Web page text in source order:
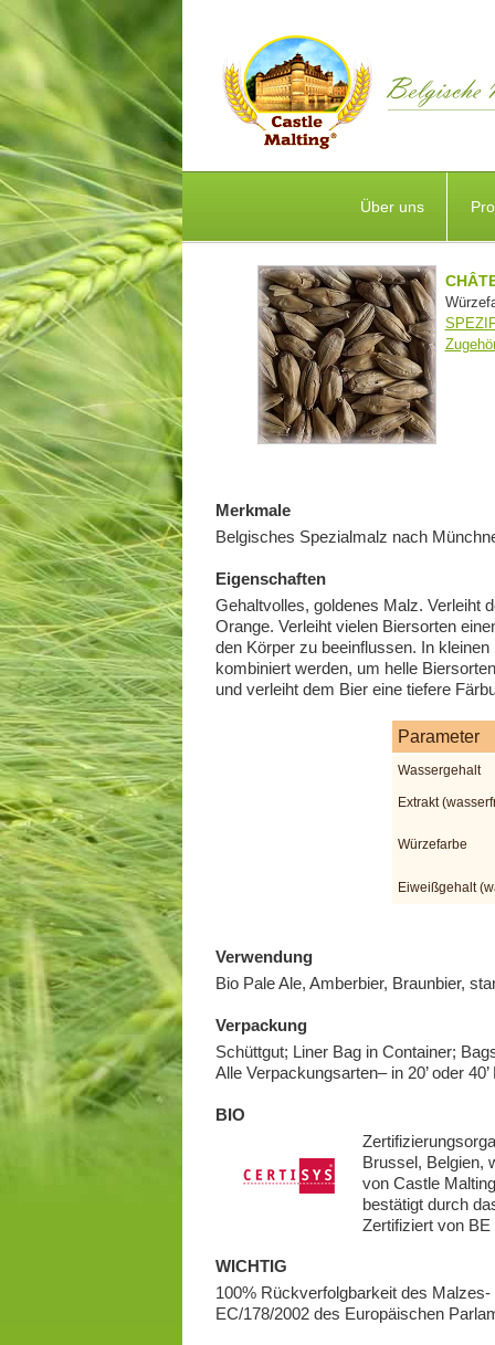
Über uns
Merkmale
Belgisches Spezialmalz nach
Eigenschaften
Gehaltvolles, goldenes Malz. Verleiht
Orange. Verleiht vielen Biersorten
den Körper zu beeinflussen. In
kombiniert werden, um helle
und verleiht dem Bier eine tiefere
Parameter
Wassergehalt
Extrakt
Würzefarbe
Eiweißgehalt
Verwendung
Bio Pale Ale, Amberbier, Braunbier,
Verpackung
Schüttgut; Liner Bag in Container;
Alle Verpackungsarten– in 20’ oder
BIO
Brussel, Belgien,
von Castle
bestätigt durch
Zertifiziert von BE
WICHTIG
100% Rückverfolgbarkeit des
EC/178/2002 des Europäischen